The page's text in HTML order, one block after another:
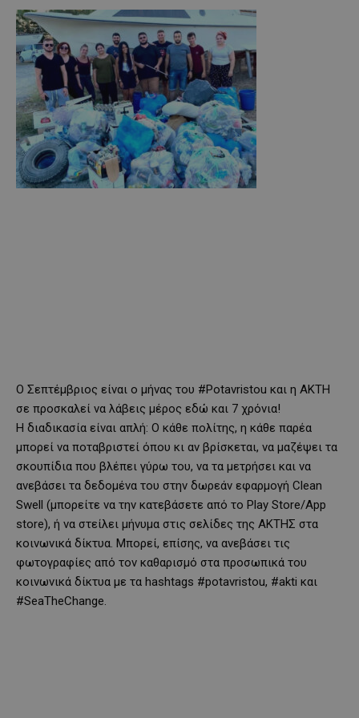
Ο Σεπτέμβριος είναι ο μήνας του #Potavristou και η ΑΚΤΗ
σε προσκαλεί να λάβεις μέρος εδώ και 7 χρόνια!
Η διαδικασία είναι απλή: Ο κάθε πολίτης, η κάθε παρέα
μπορεί να ποταβριστεί όπου κι αν βρίσκεται, να μαζέψει τα
σκουπίδια που βλέπει γύρω του, να τα μετρήσει και να
ανεβάσει τα δεδομένα του στην δωρεάν εφαρμογή Clean
Swell (μπορείτε να την κατεβάσετε από το Play Store/App
store), ή να στείλει μήνυμα στις σελίδες της ΑΚΤΗΣ στα
κοινωνικά δίκτυα. Μπορεί, επίσης, να ανεβάσει τις
φωτογραφίες από τον καθαρισμό στα προσωπικά του
κοινωνικά δίκτυα με τα hashtags #potavristou, #akti και
#SeaTheChange.